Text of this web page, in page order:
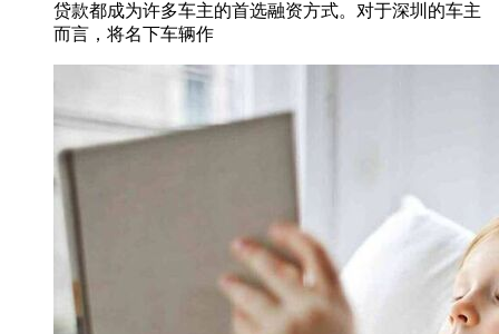
贷款都成为许多车主的首选融资方式。对于深圳的车主
而言，将名下车辆作